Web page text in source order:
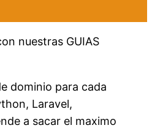
nuestras GUIAS
dominio para cada
Laravel,
a sacar el maximo